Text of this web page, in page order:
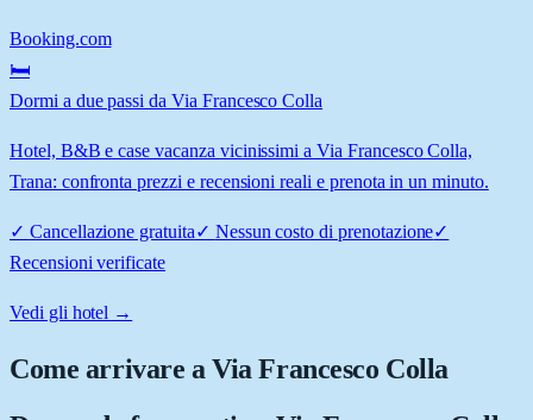
Booking.com
🛏️
Dormi a due passi da Via Francesco Colla
Hotel, B&B e case vacanza vicinissimi a Via Francesco Colla,
Trana: confronta prezzi e recensioni reali e prenota in un minuto.
✓ Cancellazione gratuita✓ Nessun costo di prenotazione✓
Recensioni verificate
Vedi gli hotel →
Come arrivare aVia Francesco Colla